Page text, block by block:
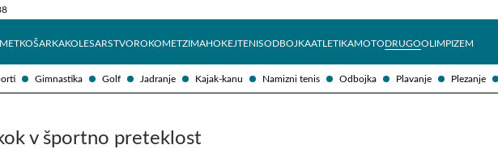
Gimnastika Golf Jadranje Kajak-kanu Namizni tenis Odbojka Plavanje Plezanje
KOŠARKAKOLESARSTVOROKOMETZIMAHOKEJTENISODBOJKAATLETIKAMOTODRUGOOLIMPIZEM
v športno preteklost